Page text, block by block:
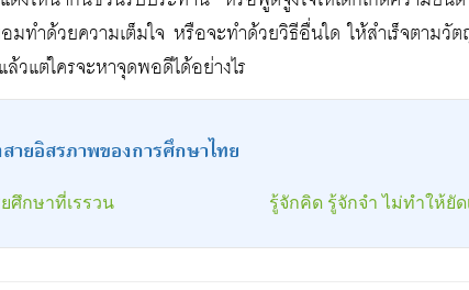
ทำด้วยความเต็มใจ หรือจะทำด้วยวิธีอื่นใด ให้สำเร็จตามวัต
วแต่ใครจะหาจุดพอดีได้อย่างไร
ายอิสรภาพของการศึกษาไทย
ศึกษาที่เรรวน รู้จักคิด รู้จักจำ ไม่ทำให้ยัด